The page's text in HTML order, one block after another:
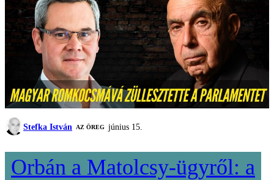
Stefka István AZ ÖREG június 15.
Orbán a Matolcsy-ügyről: a